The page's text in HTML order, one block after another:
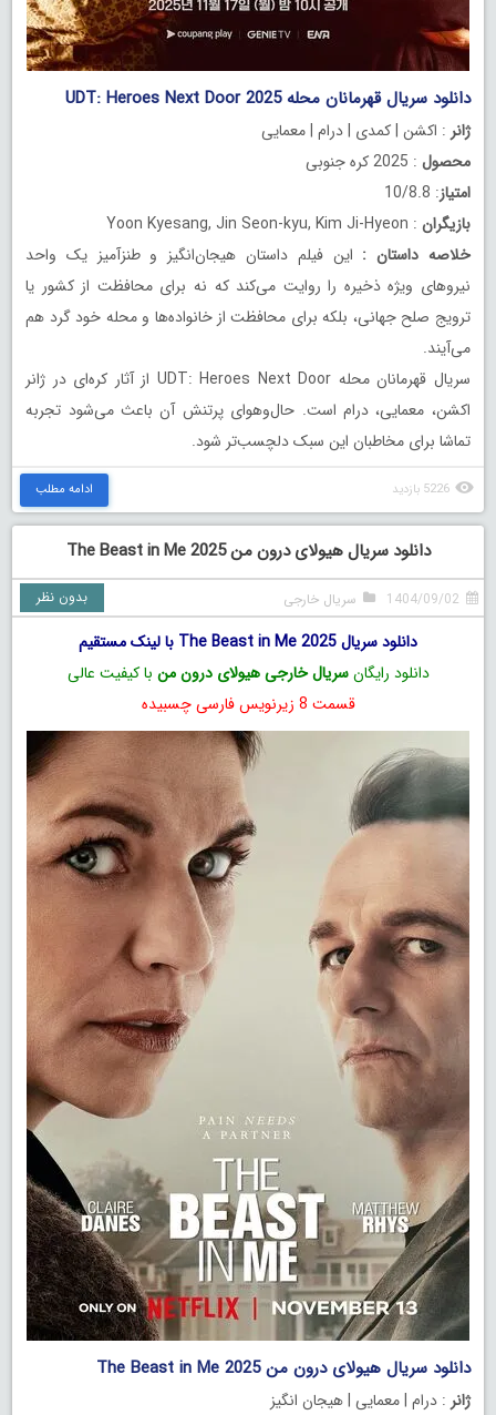
دانلود سریال قهرمانان محله UDT: Heroes Next Door 2025
ژانر : اکشن | کمدی | درام | معمایی
محصول : 2025 کره جنوبی
امتیاز: 10/8.8
بازیگران : Yoon Kyesang, Jin Seon-kyu, Kim Ji-Hyeon
خلاصه داستان : این فیلم داستان هیجان‌انگیز و طنزآمیز یک واحد
نیروهای ویژه ذخیره را روایت می‌کند که نه برای محافظت از کشور یا
ترویج صلح جهانی، بلکه برای محافظت از خانواده‌ها و محله خود گرد هم
می‌آیند.
سریال قهرمانان محله UDT: Heroes Next Door از آثار کره‌ای در ژانر
اکشن، معمایی، درام است. حال‌وهوای پرتنش آن باعث می‌شود تجربه
تماشا برای مخاطبان این سبک دلچسب‌تر شود.
5226 بازدید ادامه مطلب
دانلود سریال هیولای درون من The Beast in Me 2025
1404/09/02 سریال خارجی بدون نظر
دانلود سریال The Beast in Me 2025 با لینک مستقیم
دانلود رایگانسریال خارجی هیولای درون من با کیفیت عالی
قسمت 8 زیرنویس فارسی چسبیده
دانلود سریال هیولای درون من The Beast in Me 2025
ژانر : درام | معمایی | هیجان انگیز